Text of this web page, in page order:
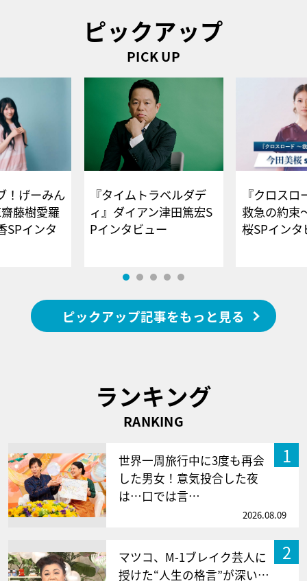
ピックアップ
PICK UP
！げーみん
藤樹愛羅
SPインタ
『タイムトラベルダデ
ィ』ダイアン津田篤宏S
Pインタビュー
『クロス
救急の約束
桜SPイ
ピックアップ記事をもっと見る
ランキング
RANKING
1
世界一周旅行中に3度も再会
した男女！意気投合した夜
は…口では言…
2026.08.09
2
マツコ、M-1ブレイク芸人に
授けた“人生の格言”が深い…